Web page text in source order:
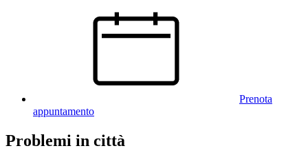
Prenota
appuntamento
Problemi in città